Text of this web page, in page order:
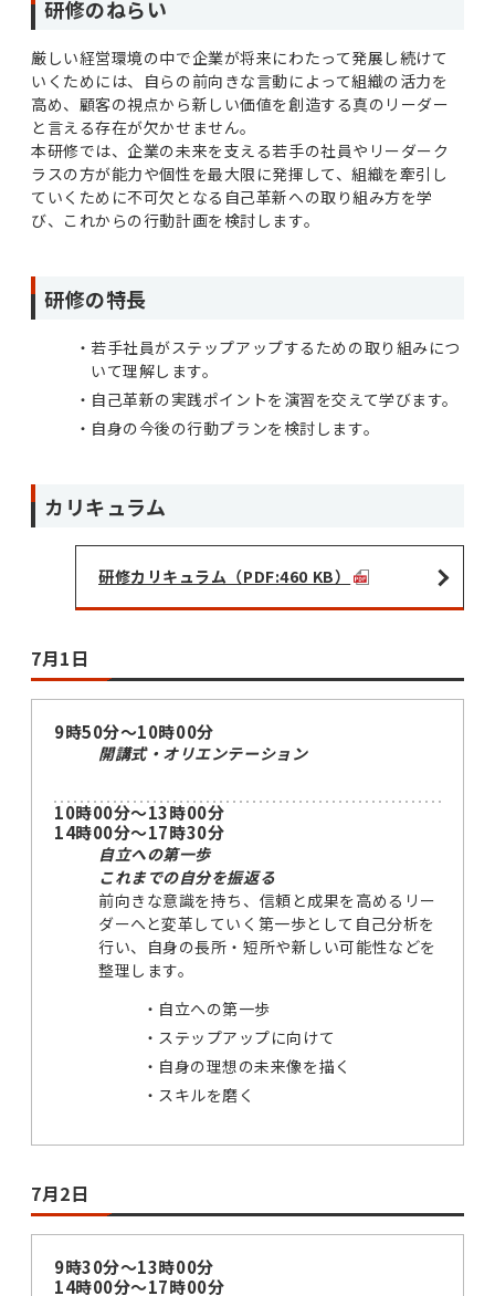
研修のねらい
厳しい経営環境の中で企業が将来にわたって発展し続けて
いくためには、自らの前向きな言動によって組織の活力を
高め、顧客の視点から新しい価値を創造する真のリーダー
と言える存在が欠かせません。
本研修では、企業の未来を支える若手の社員やリーダーク
ラスの方が能力や個性を最大限に発揮して、組織を牽引し
ていくために不可欠となる自己革新への取り組み方を学
び、これからの行動計画を検討します。
研修の特長
若手社員がステップアップするための取り組みにつ
いて理解します。
自己革新の実践ポイントを演習を交えて学びます。
自身の今後の行動プランを検討します。
カリキュラム
研修カリキュラム（PDF:460 KB）
7月1日
9時50分～10時00分
開講式・オリエンテーション
10時00分～13時00分
14時00分～17時30分
自立への第一歩
これまでの自分を振返る
前向きな意識を持ち、信頼と成果を高めるリー
ダーへと変革していく第一歩として自己分析を
行い、自身の長所・短所や新しい可能性などを
整理します。
自立への第一歩
ステップアップに向けて
自身の理想の未来像を描く
スキルを磨く
7月2日
9時30分～13時00分
14時00分～17時00分